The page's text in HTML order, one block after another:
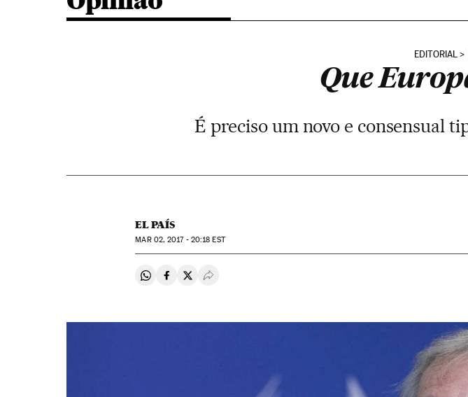
EDITORIAL
Que
É preciso um novo e consensual
EL PAÍS
MAR02, 2017 - 20:18 EST
Compartir en Whatsapp
Compartir en Facebook
Compartir en Twitter
Desplegar Redes Sociales